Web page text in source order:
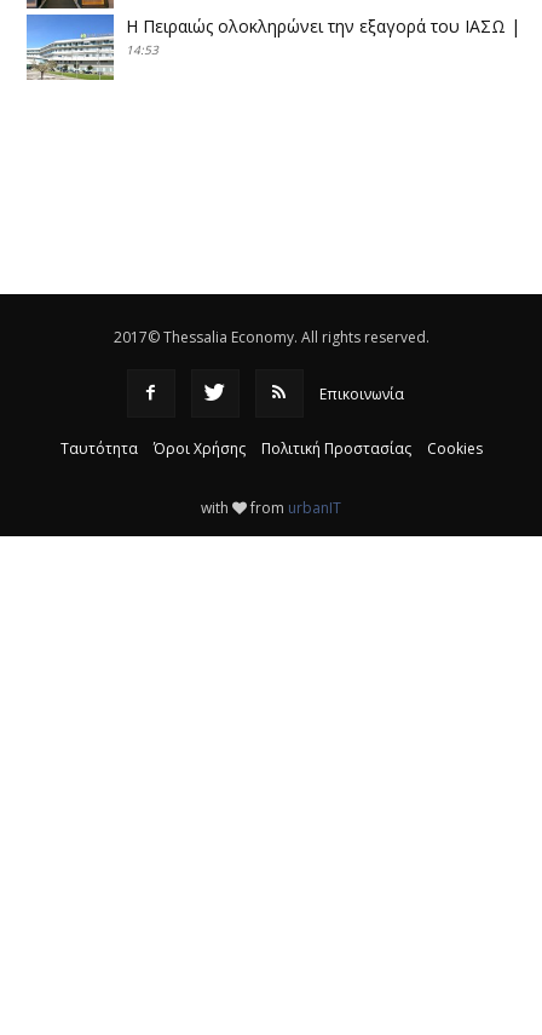
Η Πειραιώς ολοκληρώνει την εξαγορά του ΙΑΣΩ |
14:53
2017© Thessalia Economy. All rights reserved.
Επικοινωνία
Ταυτότητα Όροι Χρήσης Πολιτική Προστασίας Cookies
with from urbanIT